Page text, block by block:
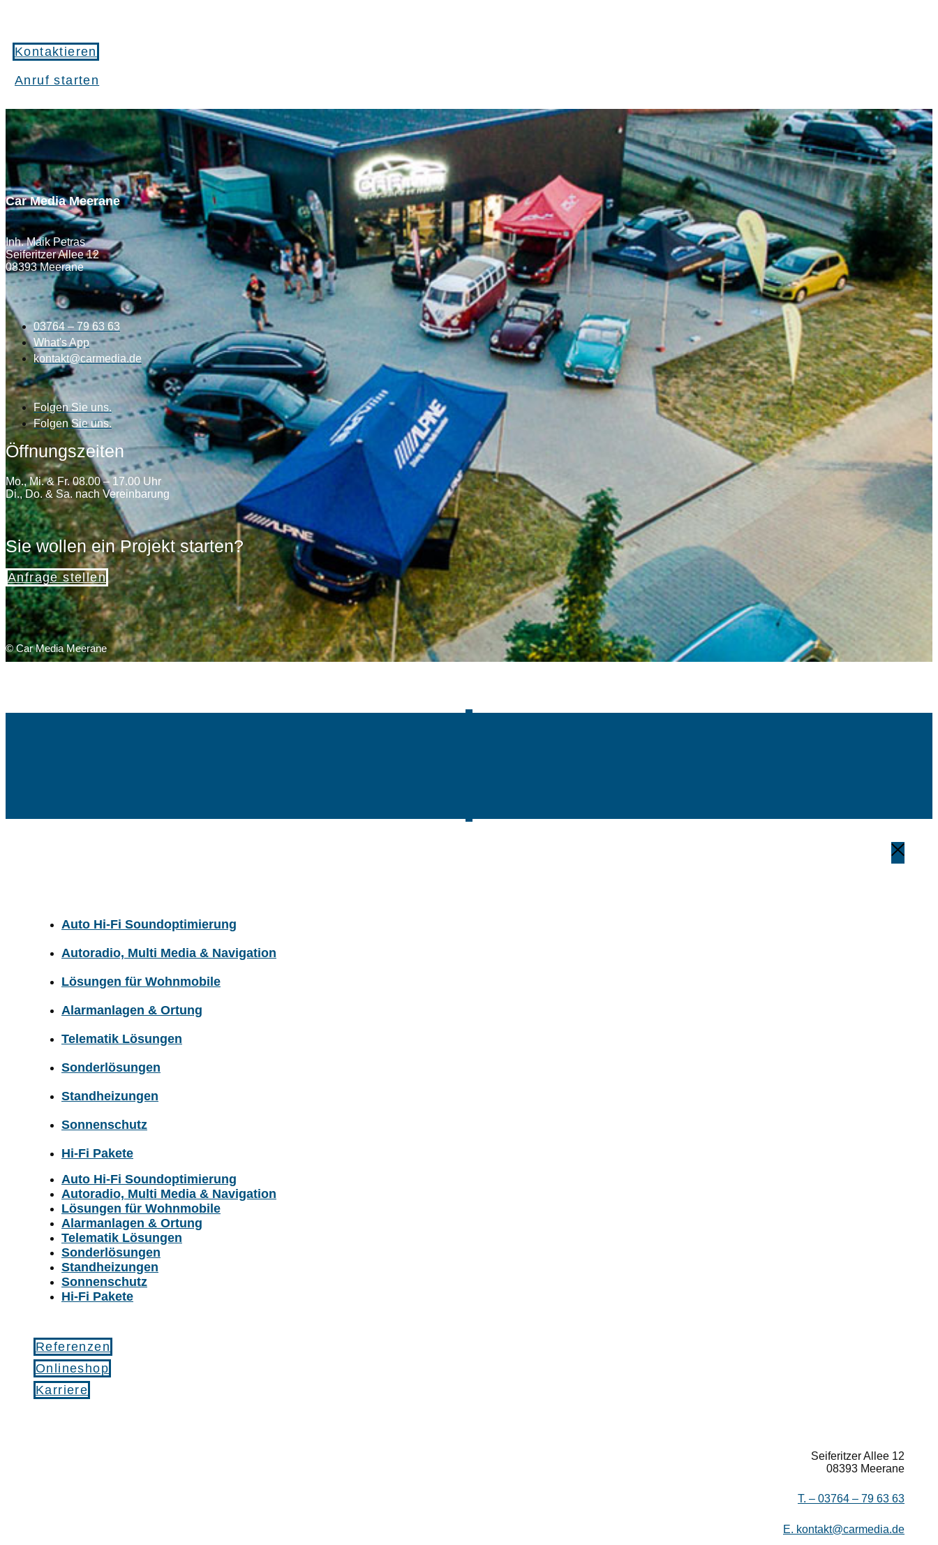
Kontaktieren
Anruf starten
Car Media Meerane
Inh. Maik Petras
Seiferitzer Allee 12
08393 Meerane
03764 – 79 63 63
What's App
kontakt@carmedia.de
Folgen Sie uns.
Folgen Sie uns.
Öffnungszeiten
Mo., Mi. & Fr. 08.00 – 17.00 Uhr
Di., Do. & Sa. nach Vereinbarung
Sie wollen ein Projekt starten?
Anfrage stellen
© Car Media Meerane
Auto Hi-Fi Soundoptimierung
Autoradio, Multi Media & Navigation
Lösungen für Wohnmobile
Alarmanlagen & Ortung
Telematik Lösungen
Sonderlösungen
Standheizungen
Sonnenschutz
Hi-Fi Pakete
Auto Hi-Fi Soundoptimierung
Autoradio, Multi Media & Navigation
Lösungen für Wohnmobile
Alarmanlagen & Ortung
Telematik Lösungen
Sonderlösungen
Standheizungen
Sonnenschutz
Hi-Fi Pakete
Referenzen
Onlineshop
Karriere
Seiferitzer Allee 12
08393 Meerane
T. – 03764 – 79 63 63
E. kontakt@carmedia.de